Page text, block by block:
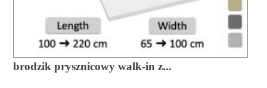
brodzik prysznicowy walk-in z...